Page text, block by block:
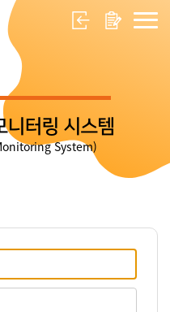
니터링 시스템
System)